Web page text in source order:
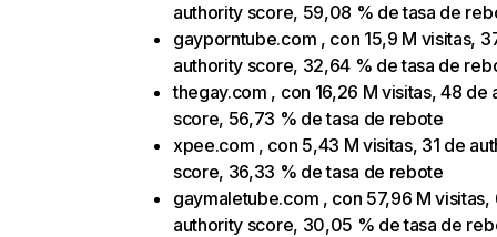
authority score, 59,08 % de tasa de
gayporntube.com , con 15,9 M visitas,
authority score, 32,64 % de tasa de
thegay.com , con 16,26 M visitas, 48 de
score, 56,73 % de tasa de rebote
xpee.com , con 5,43 M visitas, 31 de
score, 36,33 % de tasa de rebote
gaymaletube.com , con 57,96 M visitas,
authority score, 30,05 % de tasa de